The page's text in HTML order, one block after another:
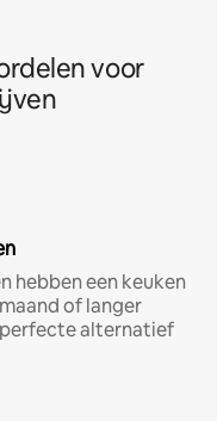
voor
hebben een keuken
of langer
alternatief